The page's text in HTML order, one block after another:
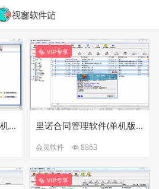
里诺进销存管理软件(单机版)V7.30最新完美破解版
VIP专享
里诺合同管理软件(单机版)V6.15最新完美破解版
会员软件 8863
VIP专享